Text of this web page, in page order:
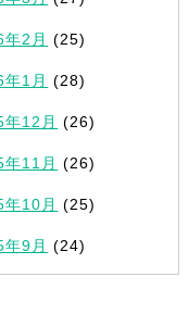
2月 (25)
1月 (28)
12月 (26)
11月 (26)
10月 (25)
9月 (24)